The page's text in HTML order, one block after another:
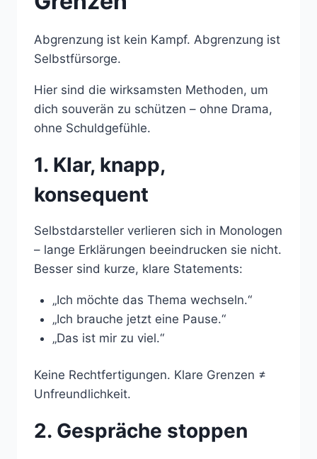
Abgrenzung ist kein Kampf. Abgrenzung ist
Selbstfürsorge.
Hier sind die wirksamsten Methoden, um
dich souverän zu schützen – ohne Drama,
ohne Schuldgefühle.
1. Klar, knapp,
konsequent
Selbstdarsteller verlieren sich in Monologen
– lange Erklärungen beeindrucken sie nicht.
Besser sind kurze, klare Statements:
„Ich möchte das Thema wechseln.“
„Ich brauche jetzt eine Pause.“
„Das ist mir zu viel.“
Keine Rechtfertigungen. Klare Grenzen ≠
Unfreundlichkeit.
2. Gespräche stoppen